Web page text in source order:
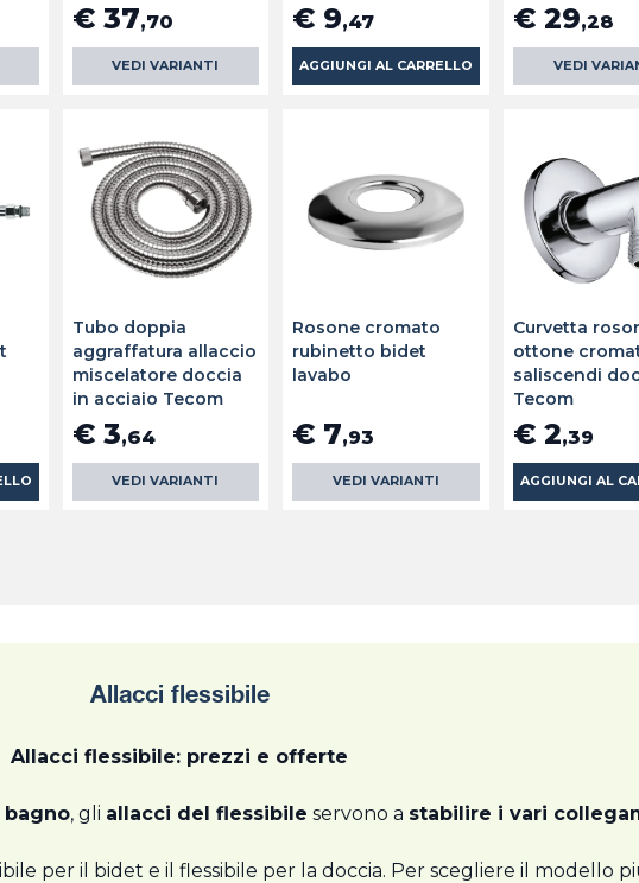
€ 37,70
VEDI VARIANTI
€ 9,47
AGGIUNGI AL CARRELLO
€ 29,28
VEDI
Tubo doppia
aggraffatura allaccio
miscelatore doccia
in acciaio Tecom
€ 3,64
VEDI VARIANTI
Rosone cromato
rubinetto bidet
lavabo
€ 7,93
VEDI VARIANTI
Curvetta
ottone
saliscendi
Tecom
€ 2,39
AGGIUNGI AL
Allacci flessibile
Allacci flessibile: prezzi e offerte
, gli allacci del flessibile servono a stabilire i vari
per il bidet e il flessibile per la doccia. Per scegliere il modello